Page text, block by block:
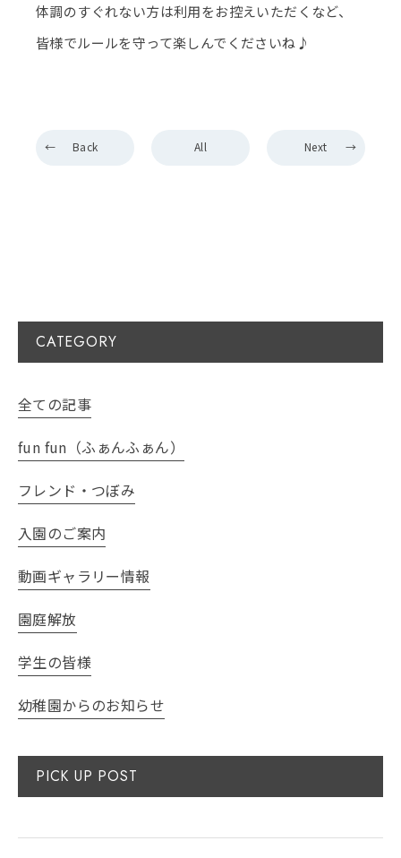
体調のすぐれない方は利用をお控えいただくなど、
皆様でルールを守って楽しんでくださいね♪
Back All Next
CATEGORY
全ての記事
fun fun（ふぁんふぁん）
フレンド・つぼみ
入園のご案内
動画ギャラリー情報
園庭解放
学生の皆様
幼稚園からのお知らせ
PICK UP POST